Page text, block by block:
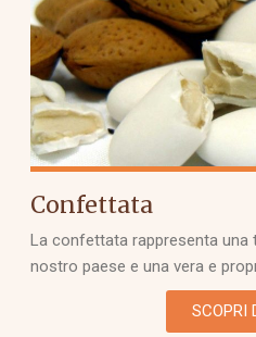
Confettata
La confettata rappresenta una
nostro paese e una vera e
SCOPRI